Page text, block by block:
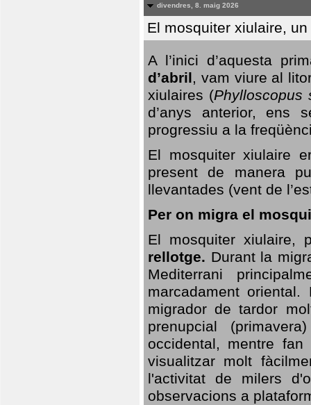
divendres, 8. maig 2026
El mosquiter xiulaire,
A l’inici d’aquesta
d’abril, vam viure al
xiulaires (Phylloscopus
d’anys anterior, ens
progressiu a la
El mosquiter xiulaire
present de manera
llevantades (vent de
Per on migra el
El mosquiter xiulaire,
rellotge. Durant la
Mediterrani
marcadament
migrador de tardor
prenupcial
occidental, mentre
visualitzar molt
l'activitat de milers
observacions a